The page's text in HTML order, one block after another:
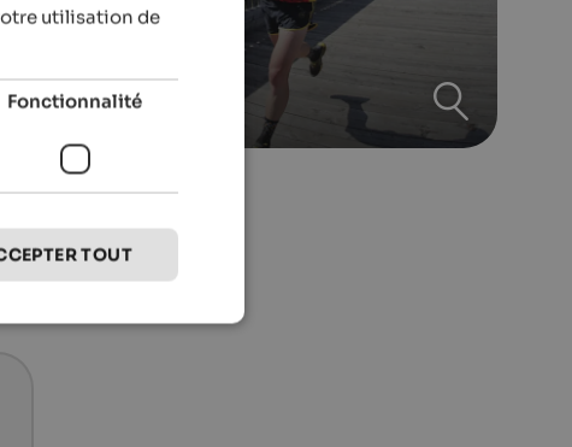
utilisation de
Fonctionnalité
TOUT